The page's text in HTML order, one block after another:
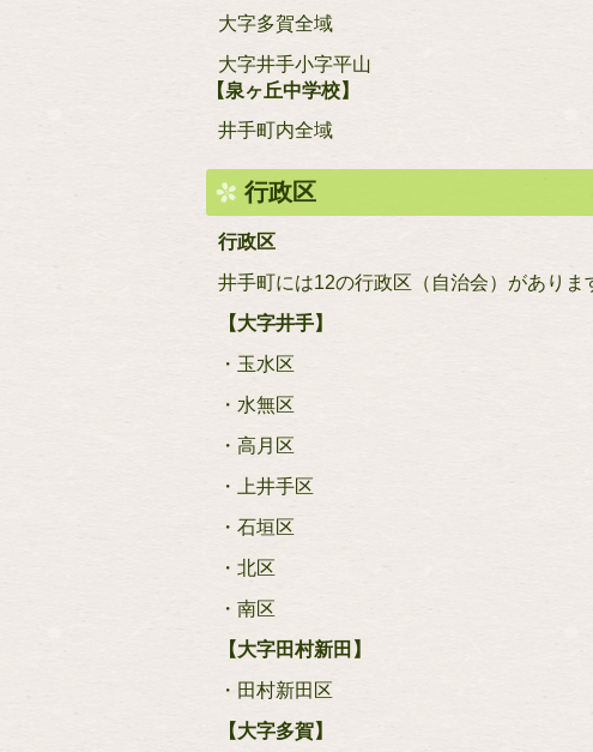
大字多賀全域
大字井手小字平山
【泉ヶ丘中学校】
井手町内全域
行政区
行政区
井手町には12の行政区（自治会）がありま
【大字井手】
・玉水区
・水無区
・高月区
・上井手区
・石垣区
・北区
・南区
【大字田村新田】
・田村新田区
【大字多賀】